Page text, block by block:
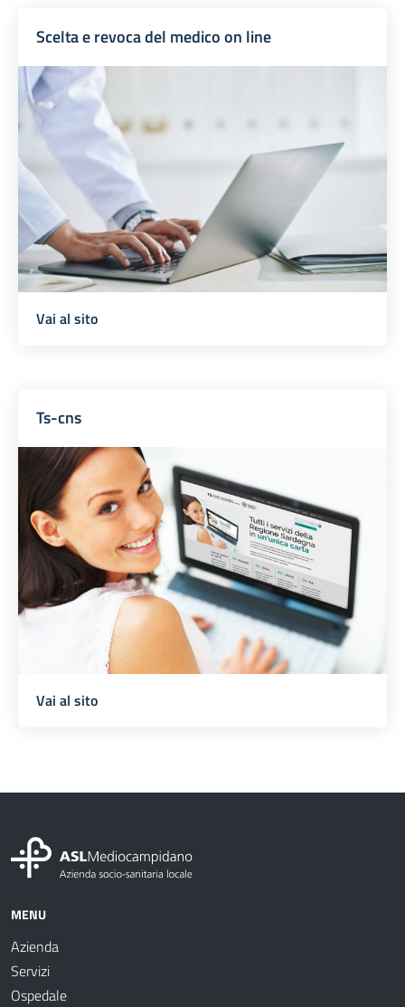
Scelta e revoca del medico on line
Vai al sito
Ts-cns
Vai al sito
MENU
Azienda
Servizi
Ospedale